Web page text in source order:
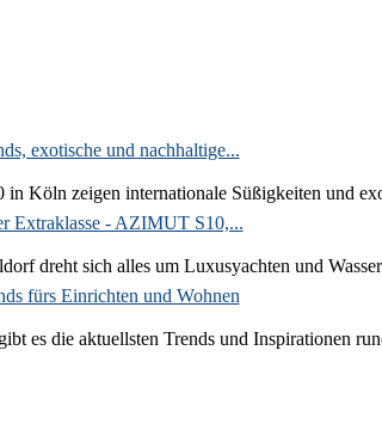
exotische und nachhaltige...
Köln zeigen internationale Süßigkeiten und
Extraklasse - AZIMUT S10,...
dreht sich alles um Luxusyachten und
fürs Einrichten und Wohnen
es die aktuellsten Trends und Inspirationen